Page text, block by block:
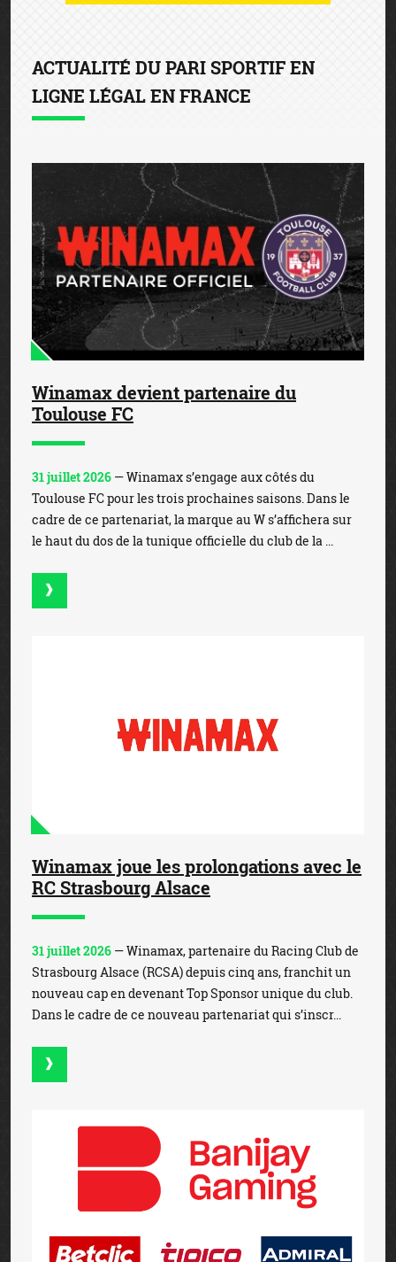
ACTUALITÉ DU PARI SPORTIF EN
LIGNE LÉGAL EN FRANCE
Winamax devient partenaire du
Toulouse FC
31 juillet 2026 — Winamax s’engage aux côtés du
Toulouse FC pour les trois prochaines saisons. Dans le
cadre de ce partenariat, la marque au W s’affichera sur
le haut du dos de la tunique officielle du club de la ...
Winamax joue les prolongations avec le
RC Strasbourg Alsace
31 juillet 2026 — Winamax, partenaire du Racing Club de
Strasbourg Alsace (RCSA) depuis cinq ans, franchit un
nouveau cap en devenant Top Sponsor unique du club.
Dans le cadre de ce nouveau partenariat qui s’inscr...